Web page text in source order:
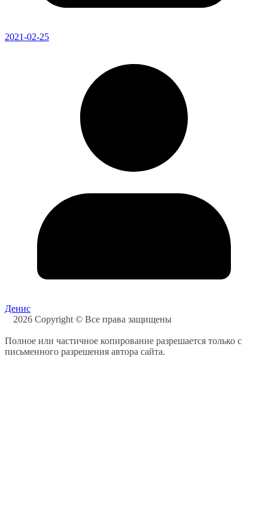
2021-02-25
Денис
2026 Copyright © Все права защищены
Полное или частичное копирование разрешается только с
письменного разрешения автора сайта.